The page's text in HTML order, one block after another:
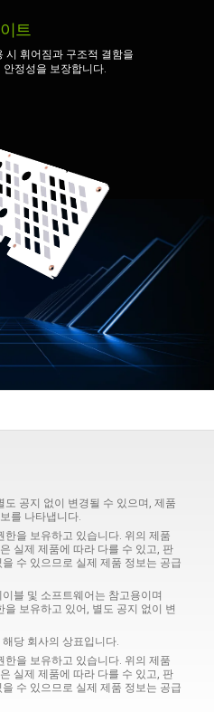
트
시 휘어짐과 구조적 결함을
정성을 보장합니다.
도 공지 없이 변경될 수 있으며, 제품
를 나타냅니다.
한을 보유하고 있습니다. 위의 제품
실제 제품에 따라 다를 수 있고, 판
수 있으므로 실제 제품 정보는 공급
블 및 소프트웨어는 참고용이며
을 보유하고 있어, 별도 공지 없이 변
당 회사의 상표입니다.
한을 보유하고 있습니다. 위의 제품
실제 제품에 따라 다를 수 있고, 판
수 있으므로 실제 제품 정보는 공급